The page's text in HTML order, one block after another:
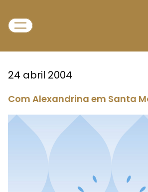
24 abril 2004
Com Alexandrina em Santa